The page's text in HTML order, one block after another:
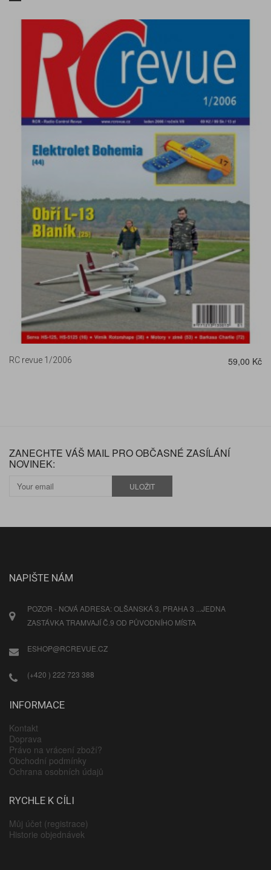
RC revue 1/2006 59,00 Kč
DETAIL
ZANECHTE VÁŠ MAIL PRO OBČASNÉ ZASÍLÁNÍ
NOVINEK:
ULOŽIT
NAPIŠTE NÁM
POZOR - NOVÁ ADRESA: OLŠANSKÁ 3, PRAHA 3 ...JEDNA
ZASTÁVKA TRAMVAJÍ Č.9 OD PŮVODNÍHO MÍSTA
ESHOP@RCREVUE.CZ
(+420 ) 222 723 388
INFORMACE
Kontakt
Doprava
Právo na vrácení zboží?
Obchodní podmínky
Ochrana osobních údajů
RYCHLE K CÍLI
Můj účet (registrace)
Historie objednávek